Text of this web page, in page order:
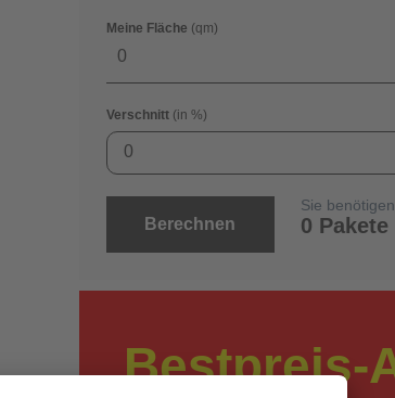
Meine Fläche (qm)
Verschnitt (in %)
0
Berechnen
Sie
0 Pakete
Bestpreis-